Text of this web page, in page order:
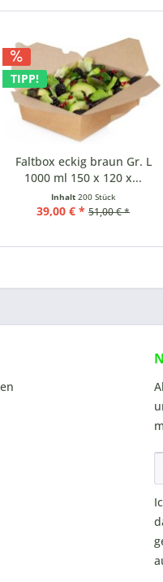
TIPP!
Faltbox eckig braun Gr. L
1000 ml 150 x 120 x...
Inhalt 200 Stück
39,00 € * 51,00 € *